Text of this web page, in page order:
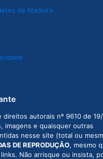
de Madeira
direitos autorais nº 9610 de
imagens e quaisquer outras
nesse site (total ou
DE REPRODUÇÃO, mesmo
Não arrisque ou insista,